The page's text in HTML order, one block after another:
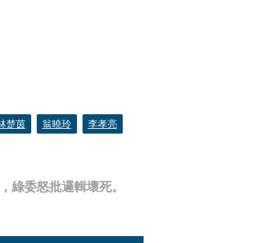
綠委怒批邏輯壞死。
楚茵 翁曉玲 李孝亮